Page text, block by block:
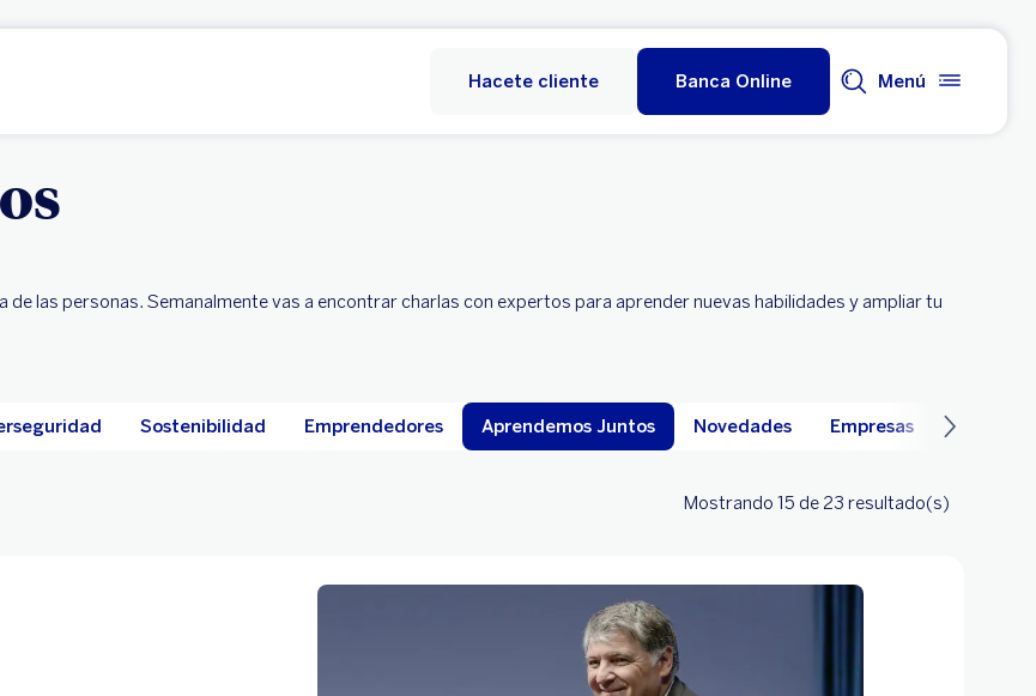
Hacete cliente Banca Online Menú
de las personas. Semanalmente vas a encontrar charlas con expertos para aprender nuevas habilidades y ampliar tu
Sostenibilidad Emprendedores Aprendemos Juntos Novedades Empresas Millas
Mostrando 15 de 23 resultado(s)